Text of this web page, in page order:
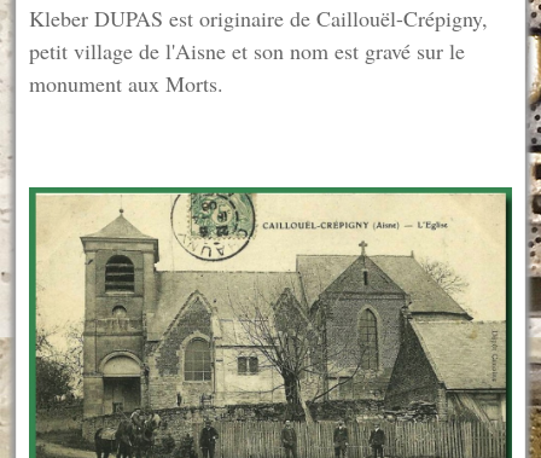
Kleber DUPAS est originaire de Caillouël-Crépigny,
petit village de l'Aisne et son nom est gravé sur le
monument aux Morts.